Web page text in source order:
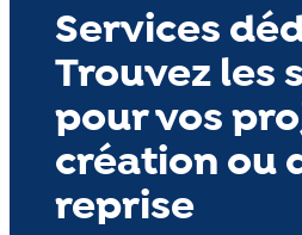
Services
Trouvez les
pour vos
création ou
reprise